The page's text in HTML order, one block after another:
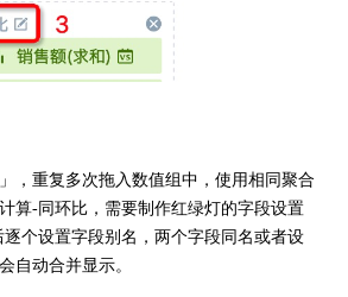
，重复多次拖入数值组中，使用相同聚合
算-同环比，需要制作红绿灯的字段设置
逐个设置字段别名，两个字段同名或者设
自动合并显示。